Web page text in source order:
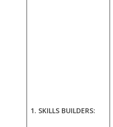
1. SKILLS BUILDERS: